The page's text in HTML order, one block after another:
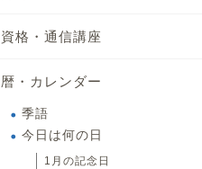
資格・通信講座
暦・カレンダー
季語
今日は何の日
1月の記念日